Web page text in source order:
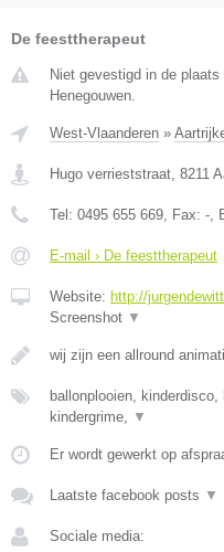
De feesttherapeut
Niet gevestigd in de
Henegouwen.
West-Vlaanderen »
Hugo verrieststraat 8211
Tel: 0495 655 669 , Fax: - ,
E-mail › De feesttherapeut
Website: http://
Screenshot ▼
wij zijn een allround
ballonplooien,
kindergrime,
▼
Er wordt gewerkt op
Laatste facebook posts ▼
Sociale media: